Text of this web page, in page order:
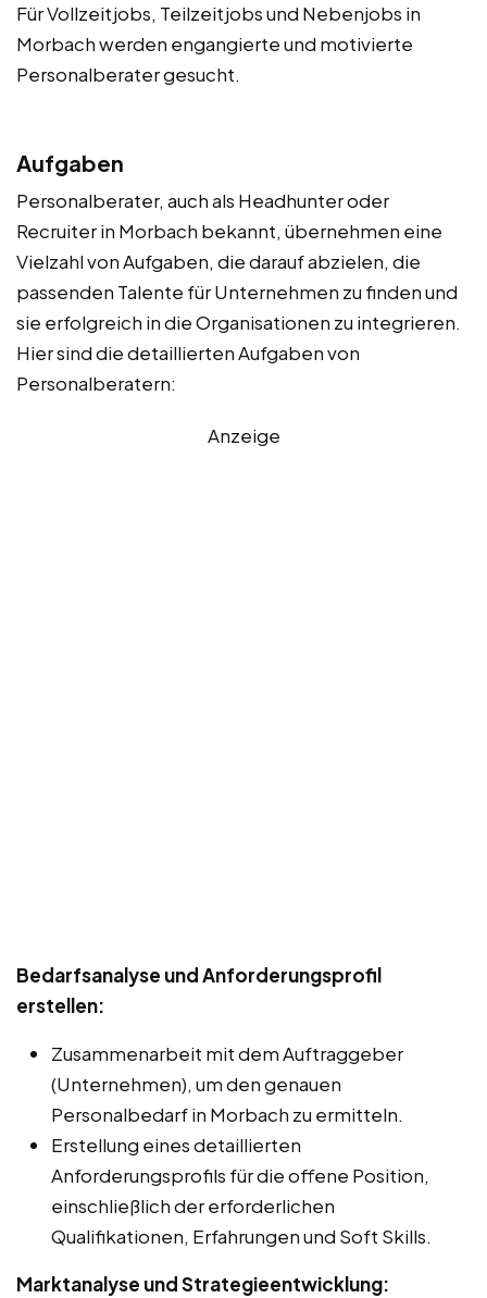
Für Vollzeitjobs, Teilzeitjobs und Nebenjobs in
Morbach werden engangierte und motivierte
Personalberater gesucht.
Aufgaben
Personalberater, auch als Headhunter oder
Recruiter in Morbach bekannt, übernehmen eine
Vielzahl von Aufgaben, die darauf abzielen, die
passenden Talente für Unternehmen zu finden und
sie erfolgreich in die Organisationen zu integrieren.
Hier sind die detaillierten Aufgaben von
Personalberatern:
Anzeige
Bedarfsanalyse und Anforderungsprofil
erstellen:
Zusammenarbeit mit dem Auftraggeber
(Unternehmen), um den genauen
Personalbedarf in Morbach zu ermitteln.
Erstellung eines detaillierten
Anforderungsprofils für die offene Position,
einschließlich der erforderlichen
Qualifikationen, Erfahrungen und Soft Skills.
Marktanalyse und Strategieentwicklung: